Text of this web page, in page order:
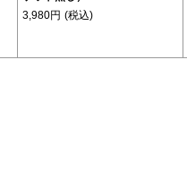
3,980円 (税込)